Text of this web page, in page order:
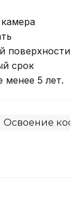
поверхности
срок
менее 5 лет.
Освоение